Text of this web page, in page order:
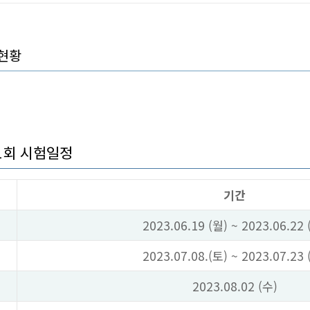
황
시험일정
기간
2023.06.19 (월) ~ 2023.06.22
2023.07.08.(토) ~ 2023.07.23
2023.08.02 (수)